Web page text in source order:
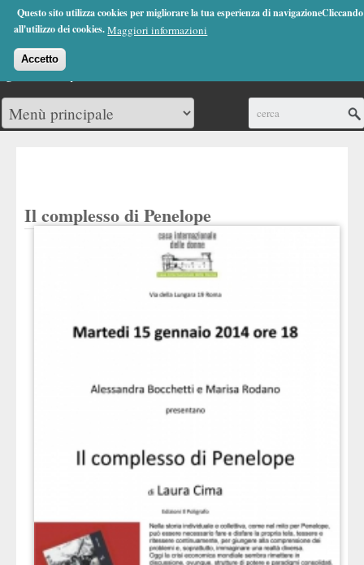
Questo sito utilizza cookies per migliorare la tua esperienza di
all'utilizzo dei cookies.Maggiori informazioni
Accetto
Jump to Navigation
(0)
Il complesso di Penelope